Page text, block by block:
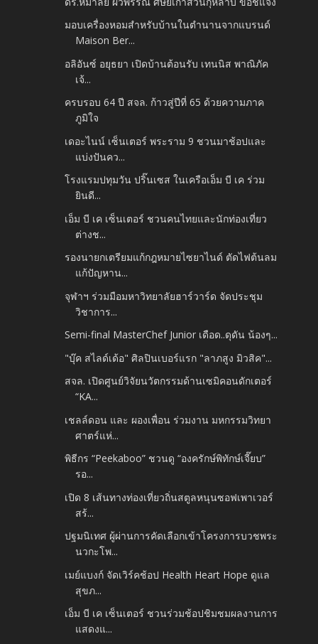
มอบเครื่องหอมสำหรับบ้านในตำนานจากแบรนด์
Maison Ber...
อลิอันซ์ อยุธยา เปิดบ้านต้อนรับ เทนนิส พาณิภัค
เจ้...
ครบรอบ 64 ปี สจล. ก้าวสู่ปีที่ 65 ด้วยความภาค
ภูมิใจ
เดอะไนน์ เซ็นเตอร์ พระราม 9 ชวนมาช้อปและ
แบ่งปันคว...
โรงแรมปทุมวัน ปริ๊นเซส ในเครือเอ็ม บี เค ร่วม
ยินดี...
เอ็ม บี เค เซ็นเตอร์ ชวนคนไทยและนักท่องเที่ยว
ต่างช...
รองนายกเตรียมแก้กฎหมายไซยาไนด์ ตัดไฟต้นลม
แก้ปัญหาน...
จุฬาฯ ร่วมมือมหาวิทยาลัยฮาร์วาร์ด จัดประชุม
วิชาการ...
Semi-final MasterChef Junior เดือด..ดุดัน น้องๆ...
"บุ๊ค​ สไลด์เด้อ" ศิลปินเบอร์แรก​ "ลาภสูง​ มิวสิค"...
สจล. เปิดศูนย์วิจัยนวัตกรรมด้านเซมิคอนดักเตอร์
“KA...
เชลล์ดอน และ ผองเพื่อน ร่วมงาน มหกรรมวิทยา
ศาตร์แห่...
พิธีกร “Peekaboo” ชวนดู “องครักษ์พิทักษ์เจี๊ยบ”
รอ...
เปิด 8 เส้นทางท่องเที่ยวถิ่นสตูลหนุนซอฟเพาเวอร์
สร้...
ปฐมนิเทศ ผู้ผ่านการคัดเลือกเข้าโครงการบวชพระ
นวกะโพ...
เมย์แบงก์ จัดเวิร์คช้อป Health Heart Hope ดูแล
สุขภ...
เอ็ม บี เค เซ็นเตอร์ ชวนร่วมช้อปชิมชมผลงานการ
แสดงแ...